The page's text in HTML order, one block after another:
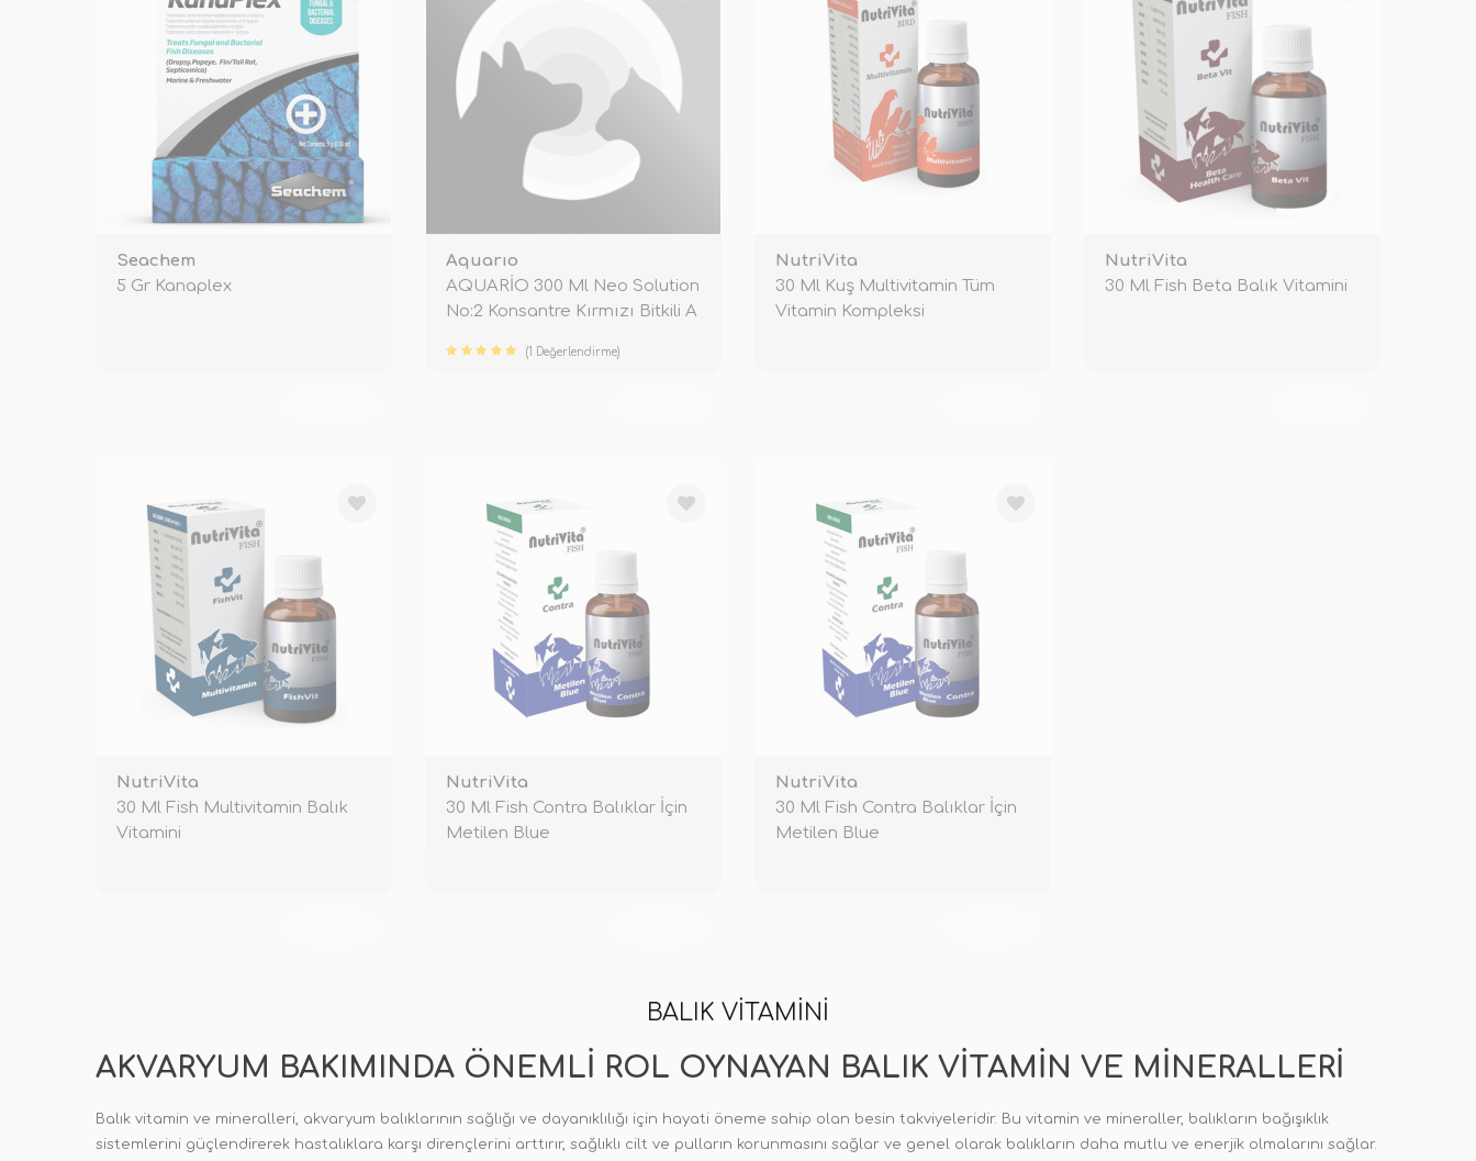
Seachem
5 Gr Kanaplex
Aquarıo
AQUARİO 300 Ml Neo Solution
No:2 Konsantre Kırmızı Bitkili A
(1 Değerlendirme)
NutriVita
30 Ml Kuş Multivitamin Tüm
Vitamin Kompleksi
NutriVita
30 Ml Fish Beta Balık Vitamini
NutriVita
30 Ml Fish Multivitamin Balık
Vitamini
NutriVita
30 Ml Fish Contra Balıklar İçin
Metilen Blue
NutriVita
30 Ml Fish Contra Balıklar İçin
Metilen Blue
BALIK VITAMINI
AKVARYUM BAKIMINDA ÖNEMLI ROL OYNAYAN BALIK VITAMIN VE MINERALLERI
Balık vitamin ve mineralleri, akvaryum balıklarının sağlığı ve dayanıklılığı için hayati öneme sahip olan besin takviyeleridir. Bu vitamin ve mineraller, balıkların bağışıklık
sistemlerini güçlendirerek hastalıklara karşı dirençlerini arttırır, sağlıklı cilt ve pulların korunmasını sağlar ve genel olarak balıkların daha mutlu ve enerjik olmalarını sağlar.